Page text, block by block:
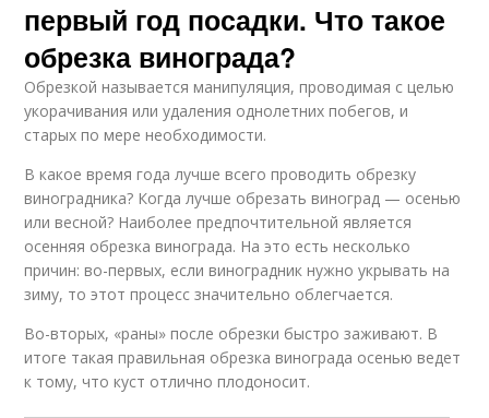
первый год посадки. Что такое
обрезка винограда?
Обрезкой называется манипуляция, проводимая с целью
укорачивания или удаления однолетних побегов, и
старых по мере необходимости.
В какое время года лучше всего проводить обрезку
виноградника? Когда лучше обрезать виноград — осенью
или весной? Наиболее предпочтительной является
осенняя обрезка винограда. На это есть несколько
причин: во-первых, если виноградник нужно укрывать на
зиму, то этот процесс значительно облегчается.
Во-вторых, «раны» после обрезки быстро заживают. В
итоге такая правильная обрезка винограда осенью ведет
к тому, что куст отлично плодоносит.